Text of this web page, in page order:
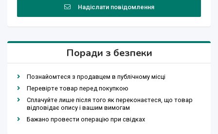
Надіслати повідомлення
Поради з безпеки
Познайомтеся з продавцем в публічному місці
Перевірте товар перед покупкою
Сплачуйте лише після того як переконаєтеся, що товар
відповідає опису і вашим вимогам
Бажано провести операцію при свідках